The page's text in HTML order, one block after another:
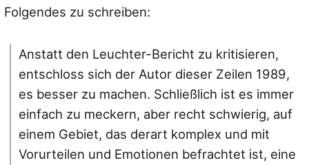
Folgendes zu schreiben:
Anstatt den Leuchter-Bericht zu kritisieren,
entschloss sich der Autor dieser Zeilen 1989,
es besser zu machen. Schließlich ist es immer
einfach zu meckern, aber recht schwierig, auf
einem Gebiet, das derart komplex und mit
Vorurteilen und Emotionen befrachtet ist, eine